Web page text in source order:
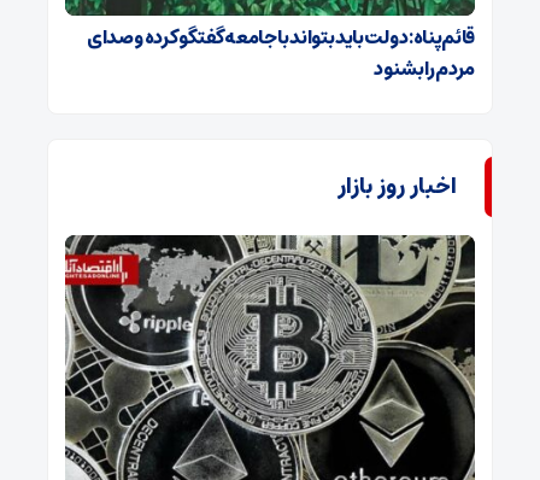
قائم‌پناه: دولت باید بتواند با جامعه گفتگو کرده و صدای
مردم را بشنود
اخبار روز بازار